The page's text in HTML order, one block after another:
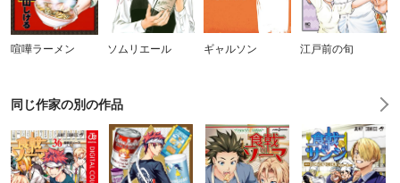
喧嘩ラーメン ソムリエール ギャルソン 江戸前の旬
同じ作家の別の作品